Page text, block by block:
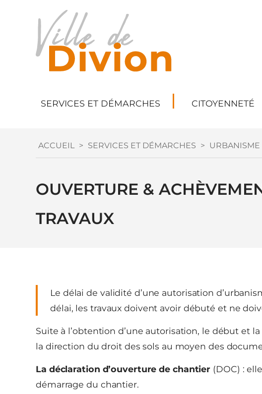
SERVICES ET DÉMARCHES CITOYENNETÉ
ACCUEIL > SERVICES ET DÉMARCHES > URBANISME
OUVERTURE &
TRAVAUX
Le délai de validité d’une autorisation
délai, les travaux doivent avoir débuté et ne
Suite à l’obtention d’une autorisation, le début et
la direction du droit des sols au moyen des
La déclaration d’ouverture de chantier (DOC) :
démarrage du chantier.